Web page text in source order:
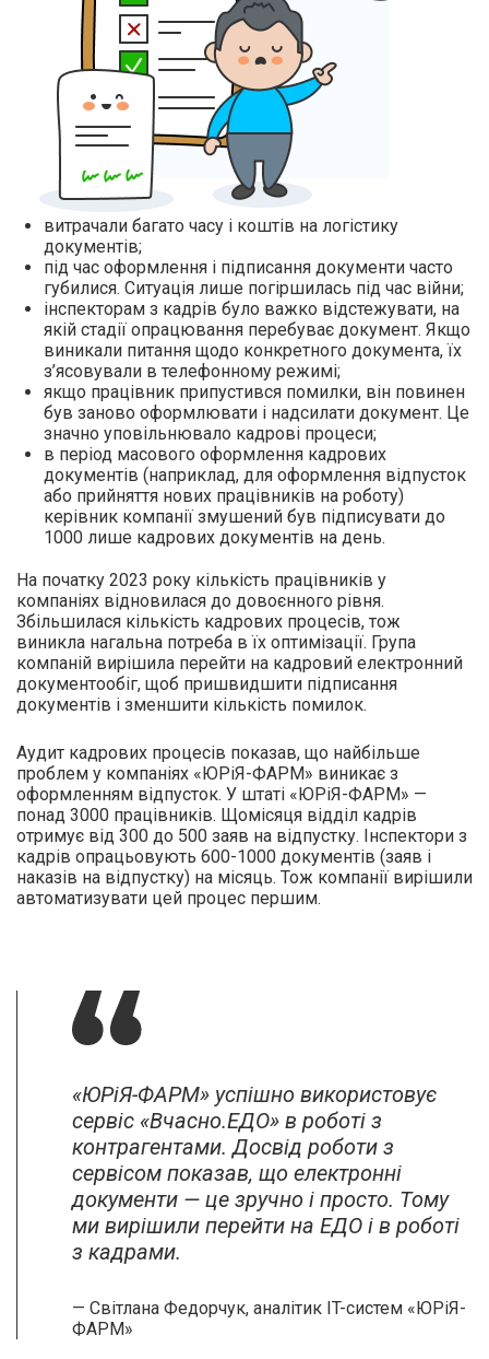
витрачали багато часу і коштів на логістику
документів;
під час оформлення і підписання документи часто
губилися. Ситуація лише погіршилась під час війни;
інспекторам з кадрів було важко відстежувати, на
якій стадії опрацювання перебуває документ. Якщо
виникали питання щодо конкретного документа, їх
з’ясовували в телефонному режимі;
якщо працівник припустився помилки, він повинен
був заново оформлювати і надсилати документ. Це
значно уповільнювало кадрові процеси;
в період масового оформлення кадрових
документів (наприклад, для оформлення відпусток
або прийняття нових працівників на роботу)
керівник компанії змушений був підписувати до
1000 лише кадрових документів на день.
На початку 2023 року кількість працівників у
компаніях відновилася до довоєнного рівня.
Збільшилася кількість кадрових процесів, тож
виникла нагальна потреба в їх оптимізації. Група
компаній вирішила перейти на кадровий електронний
документообіг, щоб пришвидшити підписання
документів і зменшити кількість помилок.
Аудит кадрових процесів показав, що найбільше
проблем у компаніях «ЮРіЯ-ФАРМ» виникає з
оформленням відпусток. У штаті «ЮРіЯ-ФАРМ» —
понад 3000 працівників. Щомісяця відділ кадрів
отримує від 300 до 500 заяв на відпустку. Інспектори з
кадрів опрацьовують 600-1000 документів (заяв і
наказів на відпустку) на місяць. Тож компанії вирішили
автоматизувати цей процес першим.
«ЮРіЯ-ФАРМ» успішно використовує
сервіс «Вчасно.ЕДО» в роботі з
контрагентами. Досвід роботи з
сервісом показав, що електронні
документи — це зручно і просто. Тому
ми вирішили перейти на ЕДО і в роботі
з кадрами.
— Світлана Федорчук, аналітик IT-систем «ЮРіЯ-
ФАРМ»